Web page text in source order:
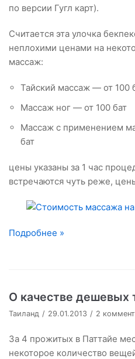
по версии Гугл карт).
Считается эта улочка
неплохими ценами на
массаж:
Тайский массаж — от 100
Массаж ног — от 100 бат
Массаж с применением
бат
цены указаны за 1 час
встречаются чуть реже,
Подробнее »
О качестве дешевых
Таиланд 29.01.2013 2
За 4 прожитых в Паттайе
некоторое количество